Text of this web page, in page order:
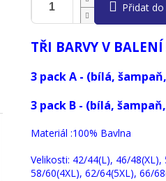
Přidat do
TŘI BARVY V BALENÍ
3 pack A - (bílá,
3 pack B - (bílá,
Materiál :100% Bavlna
Velikosti: 42/44(L), 46/48(XL),
58/60(4XL), 62/64(5XL), 66/